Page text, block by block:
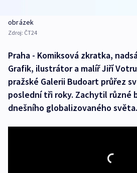
obrázek
Zdroj: ČT24
Praha - Komiksová zkratka,
Grafik, ilustrátor a malíř Jiří
pražské Galerii Budoart průřez
poslední tři roky. Zachytil různé
dnešního globalizovaného světa.